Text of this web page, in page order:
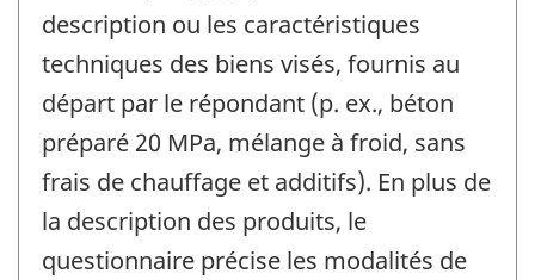
description ou les caractéristiques
techniques des biens visés, fournis au
départ par le répondant (p. ex., béton
préparé 20 MPa, mélange à froid, sans
frais de chauffage et additifs). En plus de
la description des produits, le
questionnaire précise les modalités de